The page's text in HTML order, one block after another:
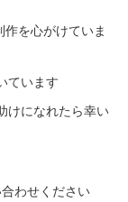
を心がけていま
ています
けになれたら幸い
わせください